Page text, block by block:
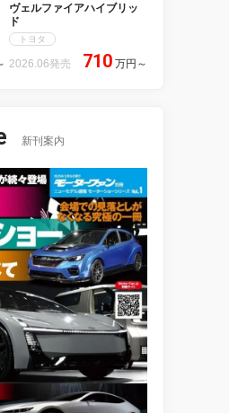
ヴェルファイアハイブリッ
ド
トヨタ
2026.06発売 710 万円 ～
新刊案内